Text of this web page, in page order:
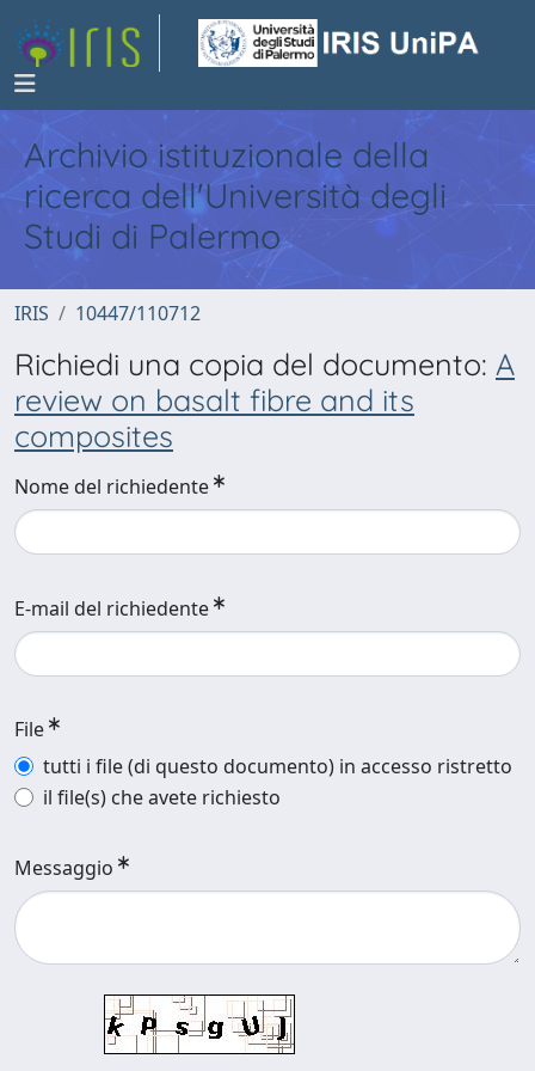
Archivio istituzionale della
ricerca dell'Università degli
Studi di Palermo
IRIS 10447/110712
Richiedi una copia del documento: A
review on basalt fibre and its
composites
Nome del richiedente
E-mail del richiedente
File
tutti i file (di questo documento) in accesso ristretto
il file(s) che avete richiesto
Messaggio